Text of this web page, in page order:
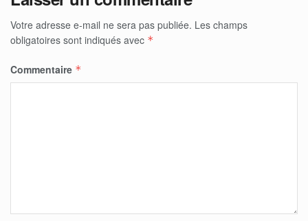
Votre adresse e-mail ne sera pas publiée. Les champs
obligatoires sont indiqués avec *
Commentaire *